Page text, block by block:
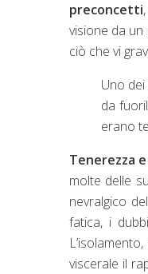
preconcetti
visione da
ciò che vi
Uno
da
erano
Tenerezza
molte delle
nevralgico
fatica, i
viscerale il